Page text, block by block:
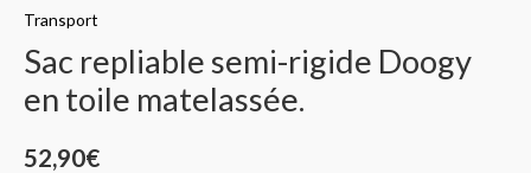
Transport
Sac repliable semi-rigide Doogy
en toile matelassée.
52,90€